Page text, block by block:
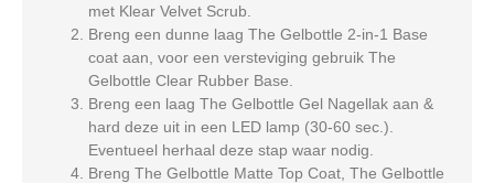
met Klear Velvet Scrub.
Breng een dunne laag The Gelbottle 2-in-1 Base
coat aan, voor een versteviging gebruik The
Gelbottle Clear Rubber Base.
Breng een laag The Gelbottle Gel Nagellak aan &
hard deze uit in een LED lamp (30-60 sec.).
Eventueel herhaal deze stap waar nodig.
Breng The Gelbottle Matte Top Coat, The Gelbottle